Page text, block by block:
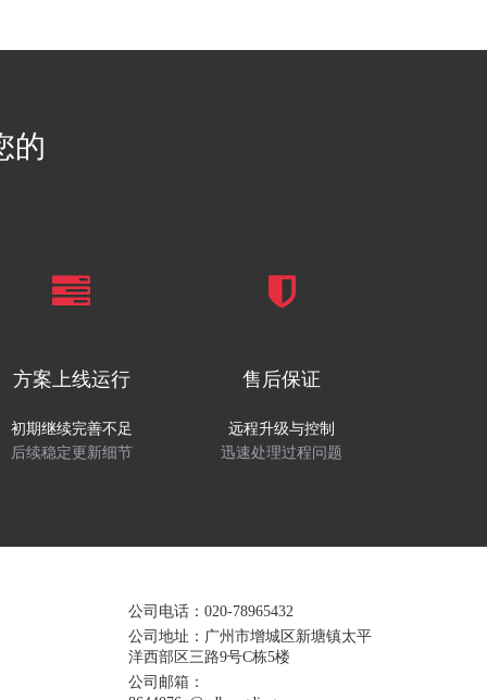
的
方案上线运行
初期继续完善不足
后续稳定更新细节
售后保证
远程升级与控制
迅速处理过程问题
公司电话：020-78965432
公司地址：广州市增城区新塘镇太平
洋西部区三路9号C栋5楼
公司邮箱：